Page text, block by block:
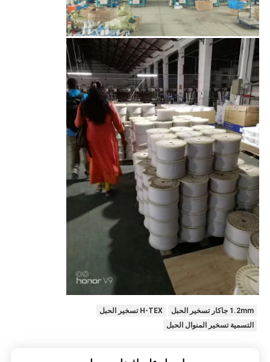
1.2mm جاكار تسخير الحبل
H-TEX تسخير الحبل
التسمية تسخير المنوال الحبل